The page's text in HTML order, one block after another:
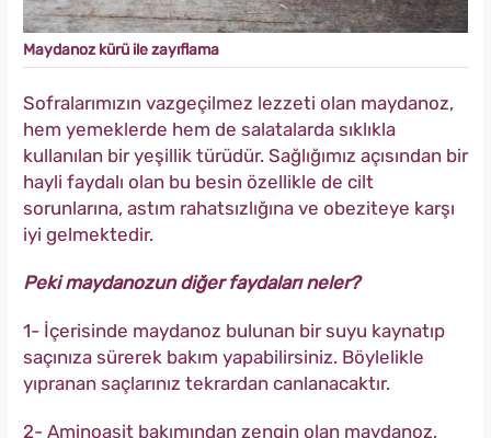
Maydanoz kürü ile zayıflama
Sofralarımızın vazgeçilmez lezzeti olan maydanoz,
hem yemeklerde hem de salatalarda sıklıkla
kullanılan bir yeşillik türüdür. Sağlığımız açısından bir
hayli faydalı olan bu besin özellikle de cilt
sorunlarına, astım rahatsızlığına ve obeziteye karşı
iyi gelmektedir.
Peki maydanozun diğer faydaları neler?
1- İçerisinde maydanoz bulunan bir suyu kaynatıp
saçınıza sürerek bakım yapabilirsiniz. Böylelikle
yıpranan saçlarınız tekrardan canlanacaktır.
2- Aminoasit bakımından zengin olan maydanoz,